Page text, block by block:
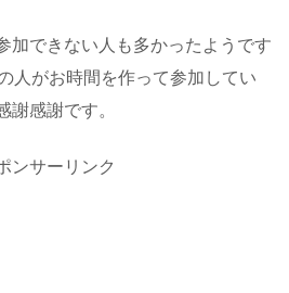
加できない人も多かったようです
人がお時間を作って参加してい
謝感謝です。
ンサーリンク